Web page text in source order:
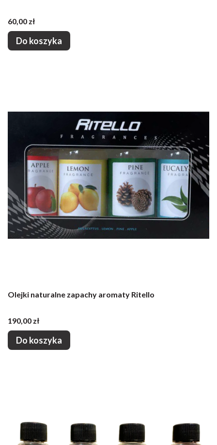
Cena
60,00 zł
Do koszyka
Olejki naturalne zapachy aromaty Ritello
Cena
190,00 zł
Do koszyka